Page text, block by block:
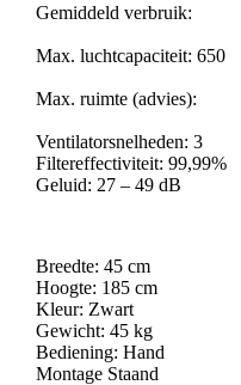
Gemiddeld verbruik:
Max. luchtcapaciteit: 650
Max. ruimte (advies):
Ventilatorsnelheden: 3
Filtereffectiviteit: 99,99%
Geluid: 27 – 49 dB
Breedte: 45 cm
Hoogte: 185 cm
Kleur: Zwart
Gewicht: 45 kg
Bediening: Hand
Montage Staand